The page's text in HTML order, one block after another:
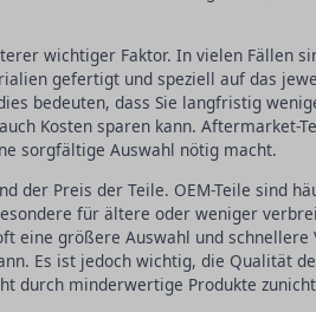
wichtiger Faktor. In vielen Fällen
gefertigt und speziell auf das
bedeuten, dass Sie langfristig
Kosten sparen kann. Aftermarket-
sorgfältige Auswahl nötig macht.
der Preis der Teile. OEM-Teile sind
für ältere oder weniger
eine größere Auswahl und schnellere
Es ist jedoch wichtig, die Qualität
durch minderwertige Produkte